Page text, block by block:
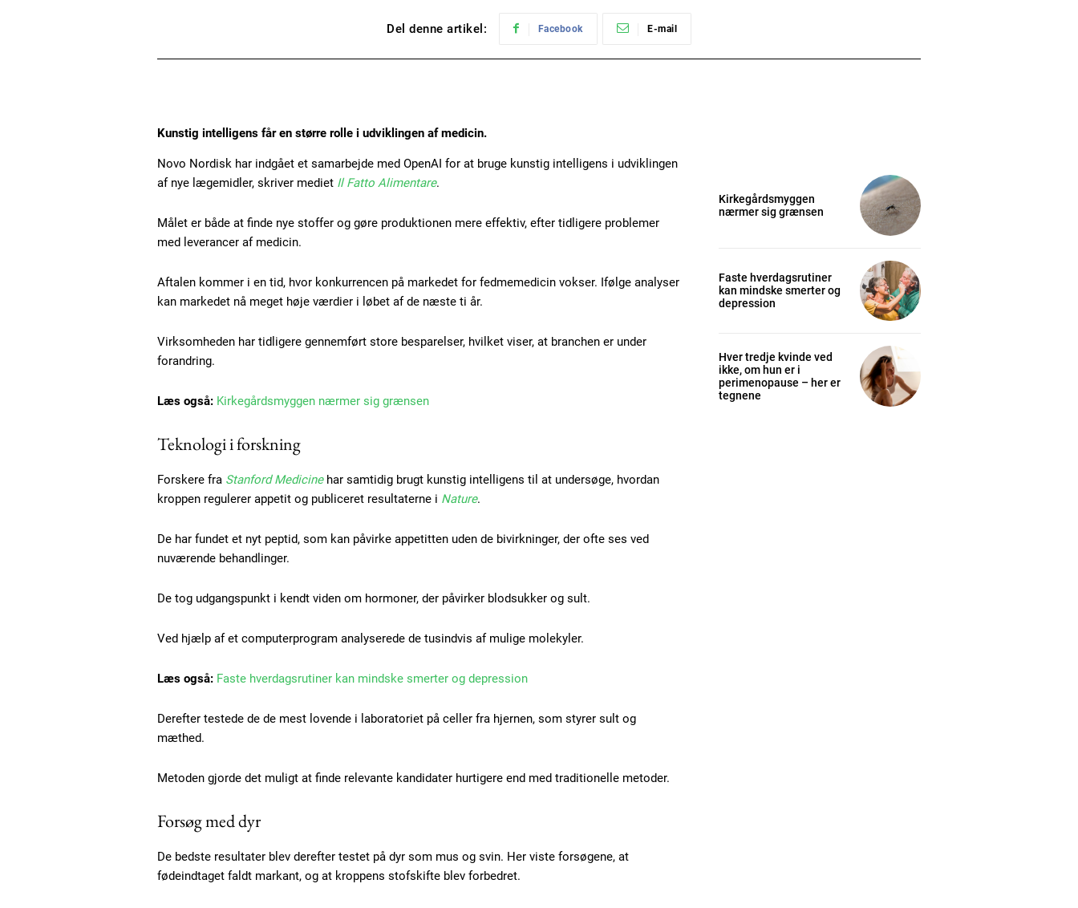
Free limited access
Gratis / forever
Ut mollis pellentesque tortor
Donec quis est ac felis
Orci varius natoque dolor
Donec quis est ac felis
Del denne artikel: Facebook E-mail
Kunstig intelligens får en større rolle i udviklingen af medicin.
Novo Nordisk har indgået et samarbejde med OpenAI for at bruge kunstig intelligens i udviklingen
af nye lægemidler, skriver mediet Il Fatto Alimentare.
Målet er både at finde nye stoffer og gøre produktionen mere effektiv, efter tidligere problemer
med leverancer af medicin.
Aftalen kommer i en tid, hvor konkurrencen på markedet for fedmemedicin vokser. Ifølge analyser
kan markedet nå meget høje værdier i løbet af de næste ti år.
Virksomheden har tidligere gennemført store besparelser, hvilket viser, at branchen er under
forandring.
Læs også: Kirkegårdsmyggen nærmer sig grænsen
Teknologi i forskning
Forskere fra Stanford Medicinehar samtidig brugt kunstig intelligens til at undersøge, hvordan
kroppen regulerer appetit og publiceret resultaterne i Nature.
De har fundet et nyt peptid, som kan påvirke appetitten uden de bivirkninger, der ofte ses ved
nuværende behandlinger.
De tog udgangspunkt i kendt viden om hormoner, der påvirker blodsukker og sult.
Ved hjælp af et computerprogram analyserede de tusindvis af mulige molekyler.
Læs også: Faste hverdagsrutiner kan mindske smerter og depression
Derefter testede de de mest lovende i laboratoriet på celler fra hjernen, som styrer sult og
mæthed.
Metoden gjorde det muligt at finde relevante kandidater hurtigere end med traditionelle metoder.
Forsøg med dyr
De bedste resultater blev derefter testet på dyr som mus og svin. Her viste forsøgene, at
fødeindtaget faldt markant, og at kroppens stofskifte blev forbedret.
Kirkegårdsmyggen
nærmer sig grænsen
Faste hverdagsrutiner
kan mindske smerter og
depression
Hver tredje kvinde ved
ikke, om hun er i
perimenopause – her er
tegnene